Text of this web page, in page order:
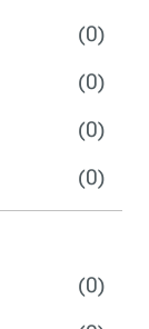
(0)
(0)
(0)
(0)
(0)